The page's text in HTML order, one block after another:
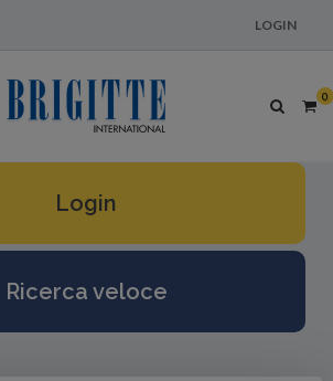
LOGIN
0
Login
Ricerca veloce